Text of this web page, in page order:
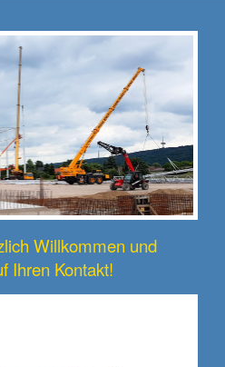
Willkommen und
Ihren Kontakt!